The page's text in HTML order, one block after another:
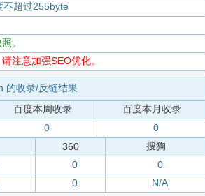
不超过255byte
。
注意加强SEO优化。
的收录/反链结果
百度本周收录
百度本月收录
0
0
360
搜狗
0
0
0 N/A